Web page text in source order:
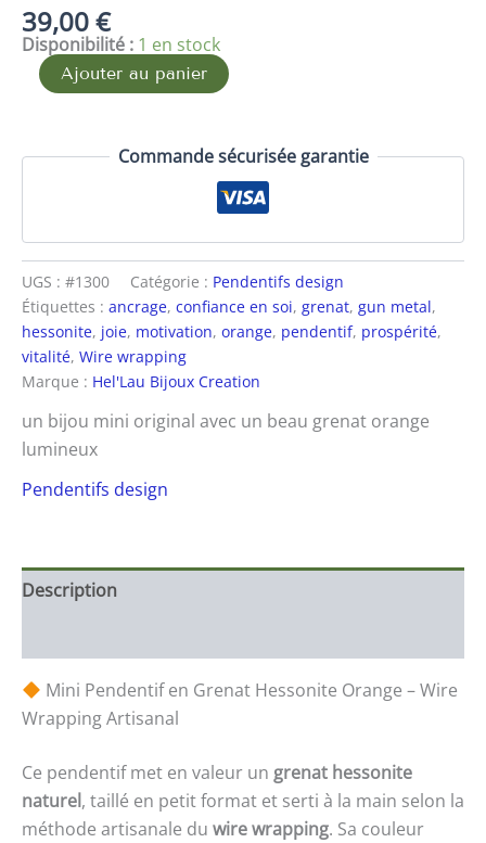
39,00€
Disponibilité : 1 en stock
Ajouter au panier
Commande sécurisée garantie
UGS : #1300 Catégorie : Pendentifs design
Étiquettes : ancrage, confiance en soi, grenat, gun metal,
hessonite, joie, motivation, orange, pendentif, prospérité,
vitalité, Wire wrapping
Marque : Hel'Lau Bijoux Creation
un bijou mini original avec un beau grenat orange
lumineux
Pendentifs design
Description
Mini Pendentif en Grenat Hessonite Orange – Wire
Wrapping Artisanal
Ce pendentif met en valeur un grenat hessonite
naturel, taillé en petit format et serti à la main selon la
méthode artisanale du wire wrapping. Sa couleur